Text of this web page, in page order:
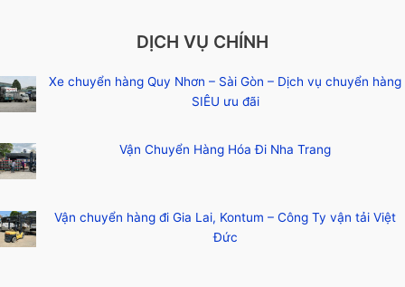
DỊCH VỤ CHÍNH
Xe chuyển hàng Quy Nhơn – Sài Gòn – Dịch vụ chuyển hàng
SIÊU ưu đãi
Vận Chuyển Hàng Hóa Đi Nha Trang
Vận chuyển hàng đi Gia Lai, Kontum – Công Ty vận tải Việt
Đức